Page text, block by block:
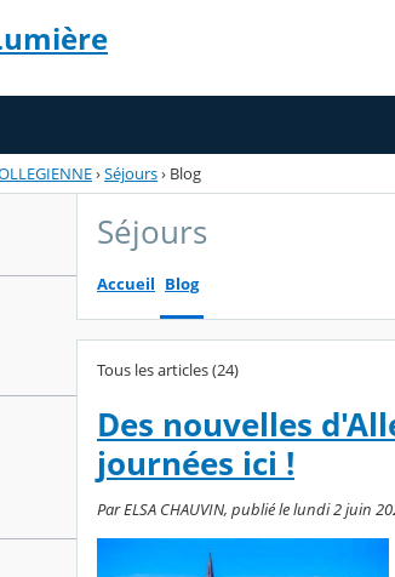
›Séjours› Blog
Séjours
Accueil Blog
Tous les articles (24)
Des nouvelles
journées ici !
Par ELSA CHAUVIN, publié le lundi 2 juin